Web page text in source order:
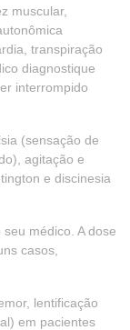
muscular,
transpiração
diagnostique
interrompido
(sensação de
agitação e
e discinesia
médico. A dose
casos,
lentificação
em pacientes